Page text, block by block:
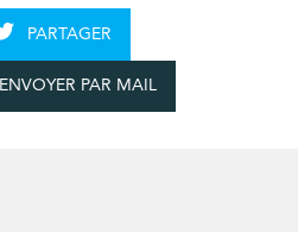
PARTAGER
ENVOYER PAR MAIL